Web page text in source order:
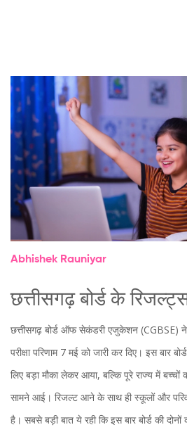
Abhishek Rauniyar
छत्तीसगढ़ बोर्ड के
छत्तीसगढ़ बोर्ड ऑफ सेकंडरी एजुकेशन
परीक्षा परिणाम 7 मई को जारी कर दिए। इस बार
लिए बड़ा मौका लेकर आया, बल्कि पूरे राज्य में
सामने आई। रिजल्ट आने के साथ ही स्कूलों और
है। सबसे बड़ी बात ये रही कि इस बार बोर्ड की